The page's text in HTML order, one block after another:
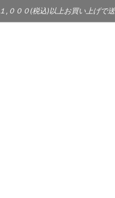
,０００(税込)以上お買い上げで